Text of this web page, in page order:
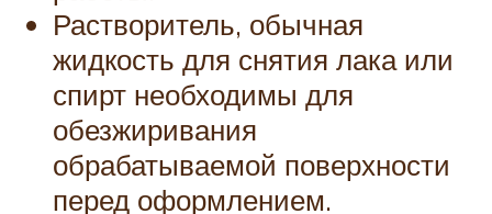
Растворитель, обычная
жидкость для снятия лака или
спирт необходимы для
обезжиривания
обрабатываемой поверхности
перед оформлением.